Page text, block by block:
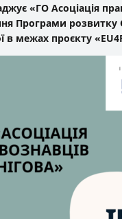
«ГО Асоціація
Програми
в межах проєкту «EU4